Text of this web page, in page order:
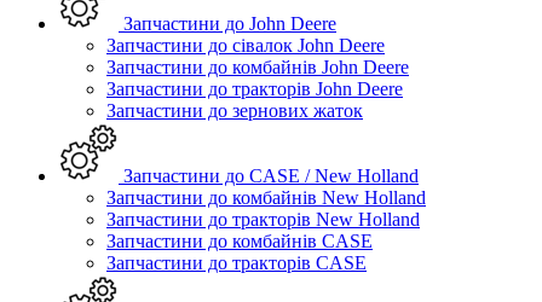
Запчастини до John Deere
Запчастини до сівалок John Deere
Запчастини до комбайнів John Deere
Запчастини до тракторів John Deere
Запчастини до зернових жаток
Запчастини до CASE / New Holland
Запчастини до комбайнів New Holland
Запчастини до тракторів New Holland
Запчастини до комбайнів CASE
Запчастини до тракторів CASE